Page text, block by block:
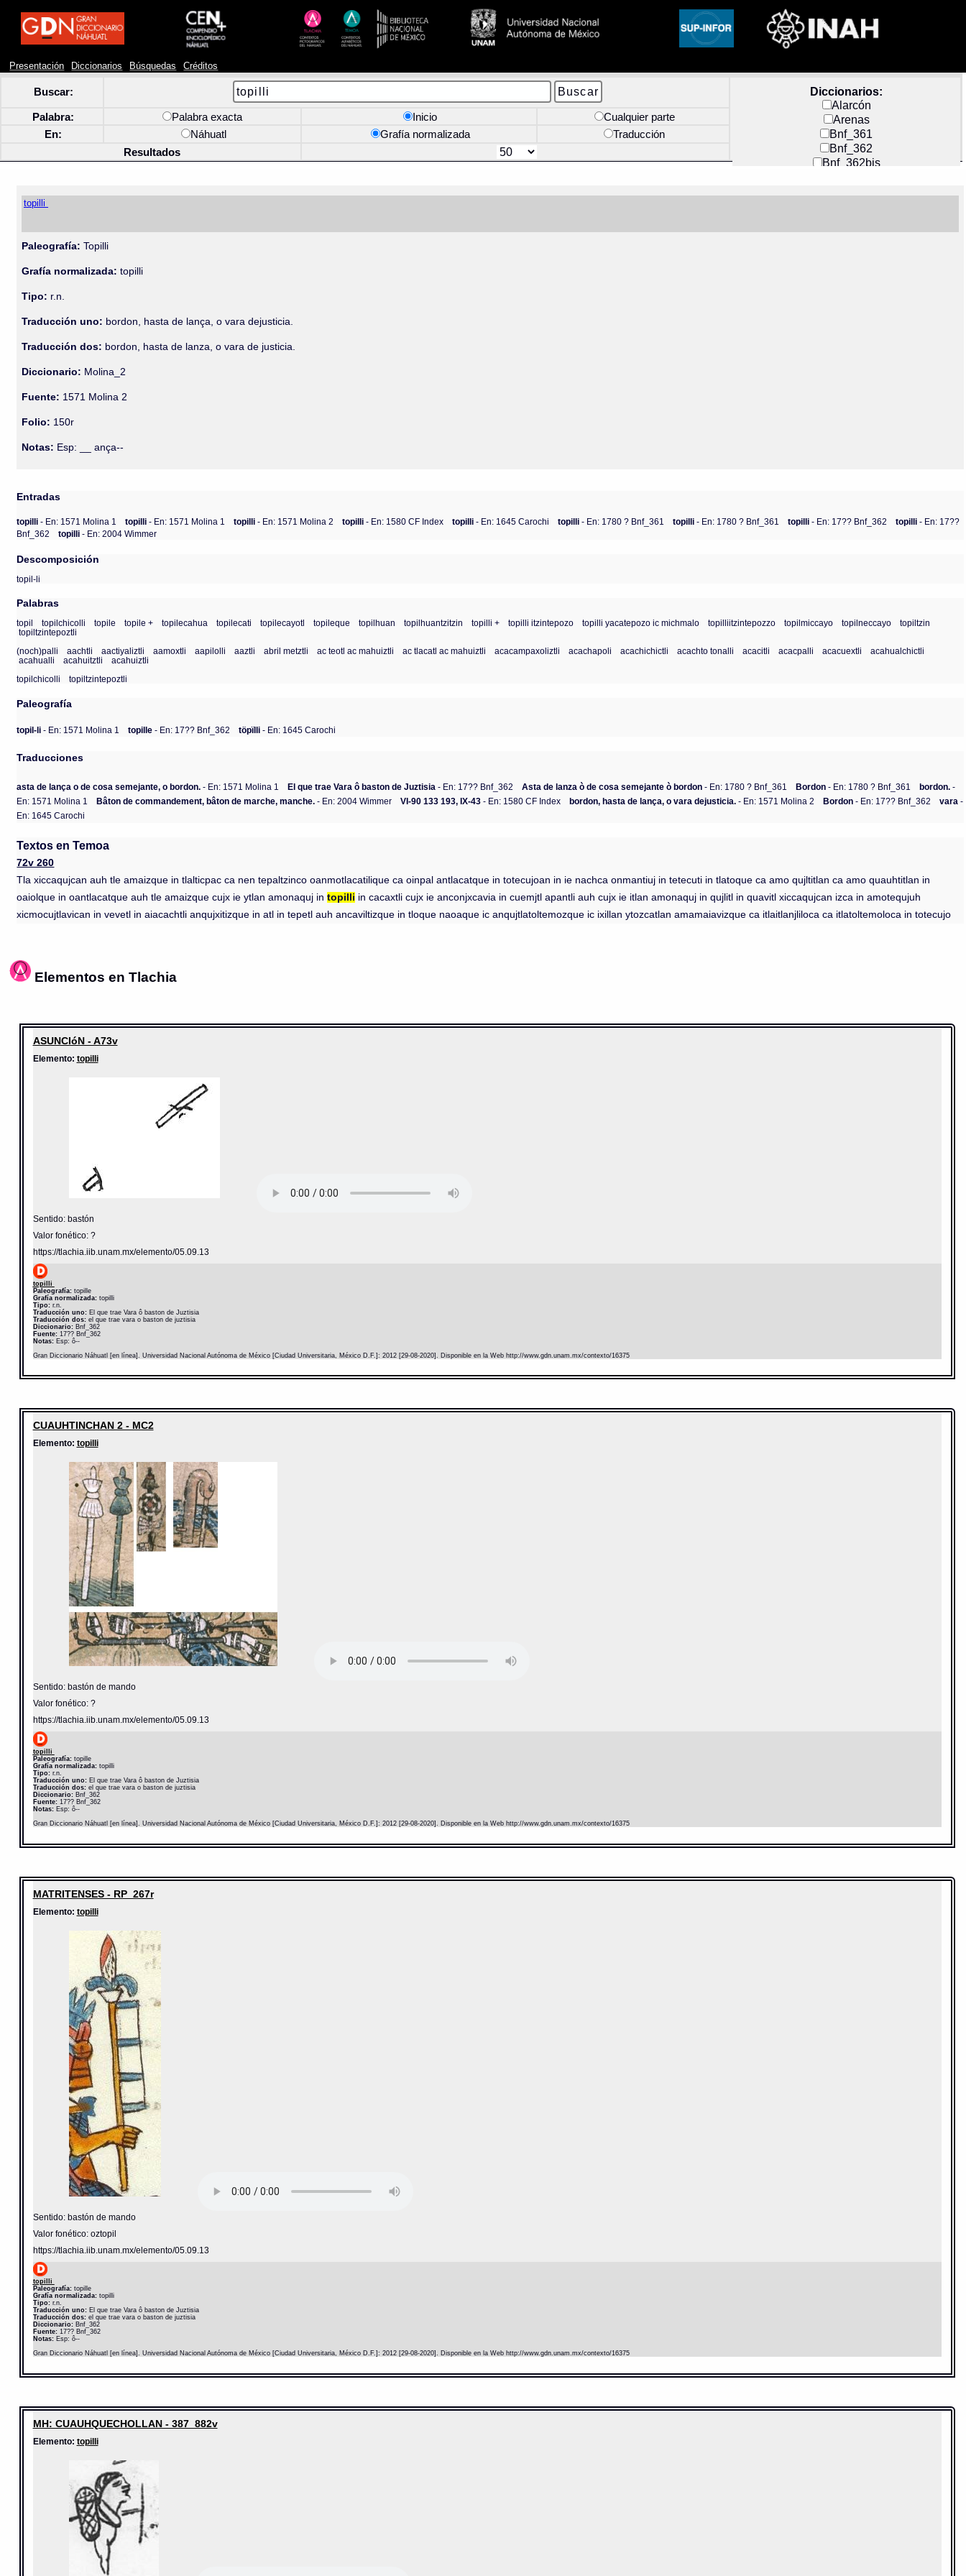
Presentación Diccionarios Búsquedas Créditos
Buscar:
Diccionarios:
Alarcón
Arenas
Bnf_361
Bnf_362
Bnf_362bis
Docs_México
Palabra: Palabra exacta Inicio
Cualquier parte
En:
Náhuatl Grafía normalizada
Traducción
Resultados
topilli
Paleografía: Topilli
Grafía normalizada: topilli
Tipo: r.n.
Traducción uno: bordon, hasta de lança, o vara dejusticia.
Traducción dos: bordon, hasta de lanza, o vara de justicia.
Diccionario: Molina_2
Fuente: 1571 Molina 2
Folio: 150r
Notas: Esp: __ ança--
Entradas
topilli- En: 1571 Molina 1 topilli- En: 1571 Molina 1 topilli- En: 1571 Molina 2 topilli- En: 1580 CF Index topilli- En: 1645 Carochi topilli- En: 1780 ? Bnf_361 topilli- En: 1780 ? Bnf_361 topilli- En: 17?? Bnf_362 topilli- En: 17??
Bnf_362
topilli- En: 2004 Wimmer
Descomposición
topil-li
Palabras
topil topilchicolli topile topile + topilecahua topilecati topilecayotl topileque topilhuan topilhuantzitzin topilli + topilli itzintepozo topilli yacatepozo ic michmalo topilliitzintepozzo topilmiccayo topilneccayo
topiltzin
topiltzintepoztli
(noch)palli
aachtli aactiyaliztli aamoxtli aapilolli aaztli abril metztli ac teotl ac mahuiztli ac tlacatl ac mahuiztli acacampaxoliztli acachapoli acachichictli acachto tonalli acacitli acacpalli acacuextli
acahualchictli
acahualli
acahuitztli
acahuiztli
topilchicolli
topiltzintepoztli
Paleografía
topil-li - En: 1571 Molina 1 topille - En: 17?? Bnf_362 töpïlli - En: 1645 Carochi
Traducciones
asta de lança o de cosa semejante, o bordon. - En: 1571 Molina 1 El que trae Vara ô baston de Juztisia - En: 17?? Bnf_362 Asta de lanza ò de cosa semejante ò bordon - En: 1780 ? Bnf_361 Bordon - En: 1780 ? Bnf_361 bordon. -
En: 1571 Molina 1
Bâton de commandement, bâton de marche, manche. - En: 2004 Wimmer VI-90 133 193, IX-43 - En: 1580 CF Index bordon, hasta de lança, o vara dejusticia. - En: 1571 Molina 2 Bordon - En: 17?? Bnf_362 vara -
En: 1645 Carochi
Textos en Temoa
72v 260
Tla xiccaqujcan auh tle amaizque in tlalticpac ca nen tepaltzinco oanmotlacatilique ca oinpal antlacatque in totecujoan in ie nachca onmantiuj in tetecuti in tlatoque ca amo qujltitlan ca amo quauhtitlan in
oaiolque in oantlacatque auh tle amaizque cujx ie ytlan amonaquj intopilli in cacaxtli cujx ie anconjxcavia in cuemjtl apantli auh cujx ie itlan amonaquj in qujlitl in quavitl xiccaqujcan izca in amotequjuh
xicmocujtlavican in vevetl in aiacachtli anqujxitizque in atl in tepetl auh ancaviltizque in tloque naoaque ic anqujtlatoltemozque ic ixillan ytozcatlan amamaiavizque ca itlaitlanjliloca ca itlatoltemoloca in totecujo
Elementos en Tlachia
ASUNCIóN - A73v
Elemento: topilli
Sentido: bastón
Valor fonético: ?
https://tlachia.iib.unam.mx/elemento/05.09.13
topilli
Paleografía:topille
Grafía normalizada:topilli
Tipo:r.n.
Traducción uno:El que trae Vara ô baston de Juztisia
Traducción dos:el que trae vara o baston de juztisia
Diccionario: Bnf_362
Fuente:17?? Bnf_362
Notas:Esp: ô--
Gran Diccionario Náhuatl [en línea]. Universidad Nacional Autónoma de México [Ciudad Universitaria, México D.F.]: 2012 [29-08-2020]. Disponible en la Web http://www.gdn.unam.mx/contexto/16375
CUAUHTINCHAN 2 - MC2
Elemento: topilli
Sentido: bastón de mando
Valor fonético: ?
https://tlachia.iib.unam.mx/elemento/05.09.13
topilli
Paleografía:topille
Grafía normalizada:topilli
Tipo:r.n.
Traducción uno:El que trae Vara ô baston de Juztisia
Traducción dos:el que trae vara o baston de juztisia
Diccionario: Bnf_362
Fuente:17?? Bnf_362
Notas:Esp: ô--
Gran Diccionario Náhuatl [en línea]. Universidad Nacional Autónoma de México [Ciudad Universitaria, México D.F.]: 2012 [29-08-2020]. Disponible en la Web http://www.gdn.unam.mx/contexto/16375
MATRITENSES - RP_267r
Elemento: topilli
Sentido: bastón de mando
Valor fonético: oztopil
https://tlachia.iib.unam.mx/elemento/05.09.13
topilli
Paleografía:topille
Grafía normalizada:topilli
Tipo:r.n.
Traducción uno:El que trae Vara ô baston de Juztisia
Traducción dos:el que trae vara o baston de juztisia
Diccionario: Bnf_362
Fuente:17?? Bnf_362
Notas:Esp: ô--
Gran Diccionario Náhuatl [en línea]. Universidad Nacional Autónoma de México [Ciudad Universitaria, México D.F.]: 2012 [29-08-2020]. Disponible en la Web http://www.gdn.unam.mx/contexto/16375
MH: CUAUHQUECHOLLAN - 387_882v
Elemento: topilli